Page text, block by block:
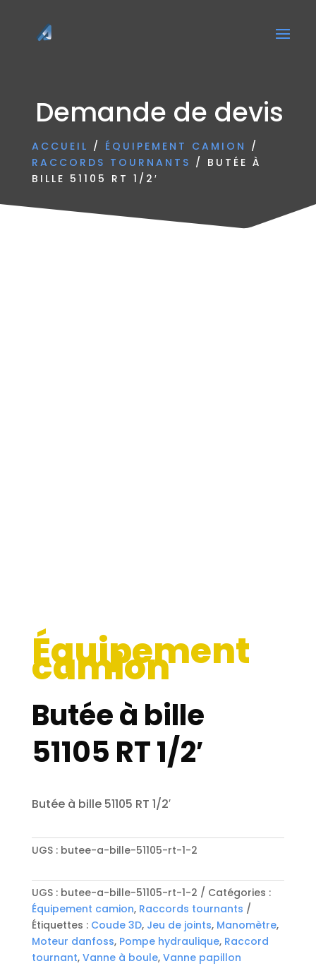
Demande de devis
ACCUEIL / ÉQUIPEMENT CAMION /
RACCORDS TOURNANTS / BUTÉE À
BILLE 51105 RT 1/2′
Équipement
camion
Butée à bille
51105 RT 1/2′
Butée à bille 51105 RT 1/2′
UGS : butee-a-bille-51105-rt-1-2
UGS : butee-a-bille-51105-rt-1-2
Catégories :
Équipement camion, Raccords tournants
Étiquettes : Coude 3D, Jeu de joints, Manomètre,
Moteur danfoss, Pompe hydraulique, Raccord
tournant, Vanne à boule, Vanne papillon